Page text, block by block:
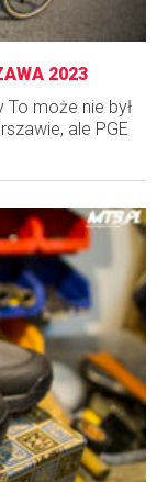
2023
To może nie był
ale PGE